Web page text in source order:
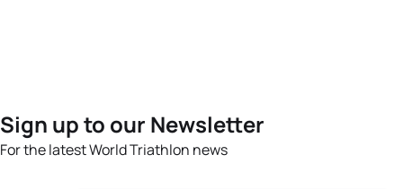
Sign up to our Newsletter
For the latest World Triathlon news